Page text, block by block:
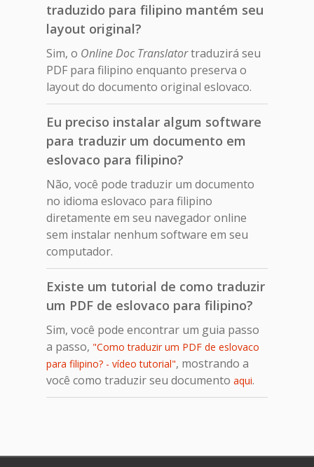
traduzido para filipino mantém seu
layout original?
Sim, o Online Doc Translatortraduzirá seu
PDF para filipino enquanto preserva o
layout do documento original eslovaco.
Eu preciso instalar algum software
para traduzir um documento em
eslovaco para filipino?
Não, você pode traduzir um documento
no idioma eslovaco para filipino
diretamente em seu navegador online
sem instalar nenhum software em seu
computador.
Existe um tutorial de como traduzir
um PDF de eslovaco para filipino?
Sim, você pode encontrar um guia passo
a passo, "Como traduzir um PDF de eslovaco
para filipino? - vídeo tutorial", mostrando a
você como traduzir seu documento aqui.